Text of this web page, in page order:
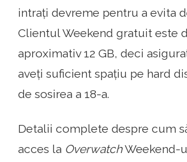
intrați devreme pentru a evita
Clientul Weekend gratuit este
aproximativ 12 GB, deci
aveți suficient spațiu pe hard
de sosirea a 18-a.
Detalii complete despre cum
acces la OverwatchWeekend-